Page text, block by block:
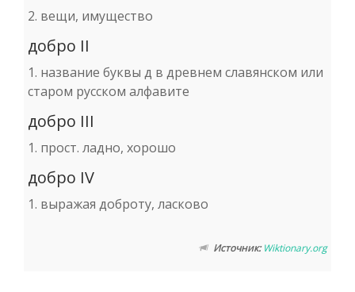
2. вещи, имущество
добро II
1. название буквы д в древнем славянском или
старом русском алфавите
добро III
1. прост. ладно, хорошо
добро IV
1. выражая доброту, ласково
Источник: Wiktionary.org